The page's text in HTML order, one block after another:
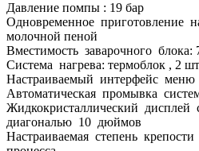
Давление помпы : 19 бар
Одновременное приготовление
молочной пеной
Вместимость заварочного блока:
Система нагрева: термоблок , 2 шт
Настраиваемый интерфейс меню
Автоматическая промывка
Жидкокристаллический дисплей
диагональю 10 дюймов
Настраиваемая степень